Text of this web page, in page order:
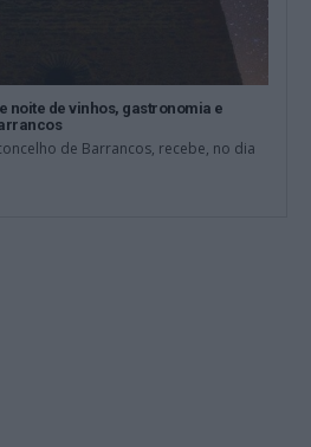
noite de vinhos, gastronomia e
de Barrancos, recebe, no dia